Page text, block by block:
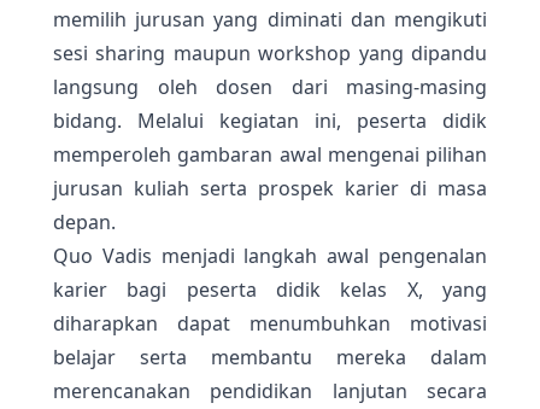
memilih jurusan yang diminati dan mengikuti
sesi sharing maupun workshop yang dipandu
langsung oleh dosen dari masing-masing
bidang. Melalui kegiatan ini, peserta didik
memperoleh gambaran awal mengenai pilihan
jurusan kuliah serta prospek karier di masa
depan.
Quo Vadis menjadi langkah awal pengenalan
karier bagi peserta didik kelas X, yang
diharapkan dapat menumbuhkan motivasi
belajar serta membantu mereka dalam
merencanakan pendidikan lanjutan secara